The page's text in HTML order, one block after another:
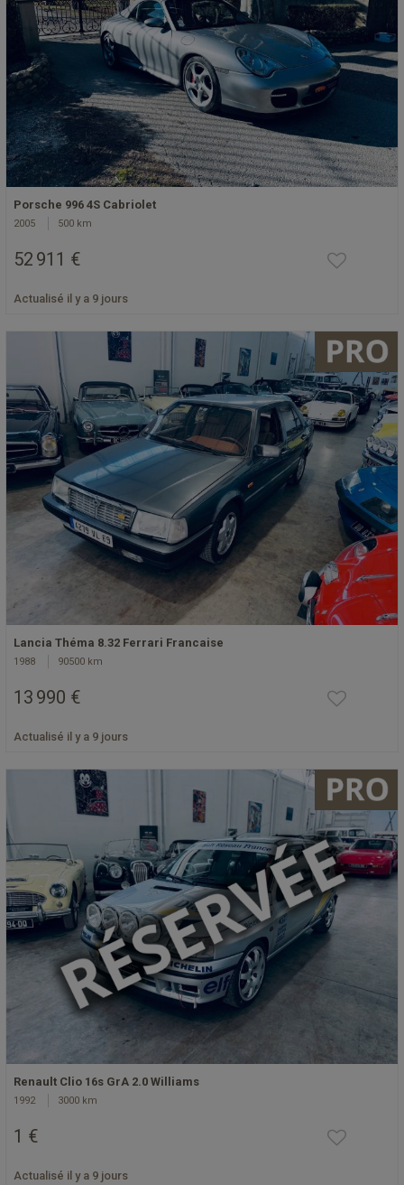
Porsche 996 4S Cabriolet
2005 500 km
52 911 €
Actualisé il y a 9 jours
Lancia Théma 8.32 Ferrari Francaise
1988 90500 km
13 990 €
Actualisé il y a 9 jours
Renault Clio 16s GrA 2.0 Williams
1992 3000 km
1 €
Actualisé il y a 9 jours